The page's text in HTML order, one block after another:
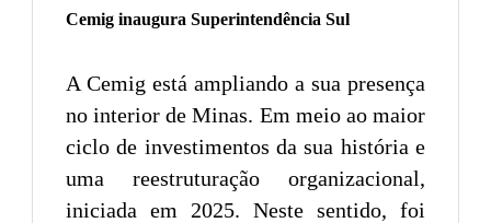
Cemig inaugura Superintendência Sul
A Cemig está ampliando a sua presença
no interior de Minas. Em meio ao maior
ciclo de investimentos da sua história e
uma reestruturação organizacional,
iniciada em 2025. Neste sentido, foi